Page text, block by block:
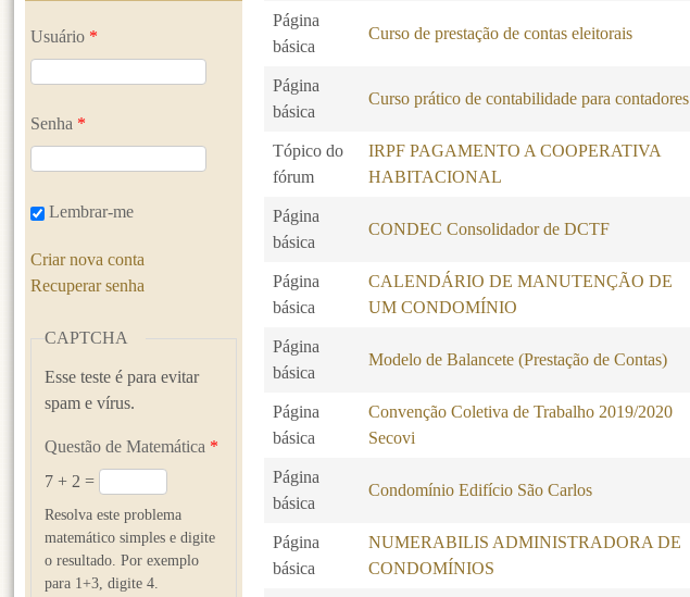
Página
básica
Curso de prestação de contas eleitorais
Página
básica
Curso prático de contabilidade para contadores
Tópico do
fórum
IRPF PAGAMENTO A COOPERATIVA
HABITACIONAL
Página
básica
CONDEC Consolidador de DCTF
Página
básica
CALENDÁRIO DE MANUTENÇÃO DE
UM CONDOMÍNIO
Página
básica
Modelo de Balancete (Prestação de Contas)
Página
básica
Convenção Coletiva de Trabalho 2019/2020
Secovi
Página
básica
Condomínio Edifício São Carlos
Página
básica
NUMERABILIS ADMINISTRADORA DE
CONDOMÍNIOS
Usuário *
Senha *
Lembrar-me
Criar nova conta
Recuperar senha
CAPTCHA
Esse teste é para evitar
spam e vírus.
Questão de Matemática *
7 + 2 =
Resolva este problema
matemático simples e digite
o resultado. Por exemplo
para 1+3, digite 4.